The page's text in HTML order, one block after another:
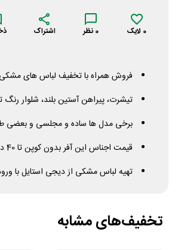
0 لایک 0 نظر اشتراک
فروش همراه با تخفیف لباس های
تیشرت، پیراهن آستین بلند، شلوار رنگ
برخی مدل ها ساده و مجلسی و بعضی
قیمت اجناس این آفر بدون کوپن تا 40 درصد پایین آمده
تهیه لباس مشکی از دیجی استایل با
تخفیف‌های مشابه